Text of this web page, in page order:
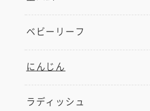
ベビーリーフ
にんじん
ラディッシュ